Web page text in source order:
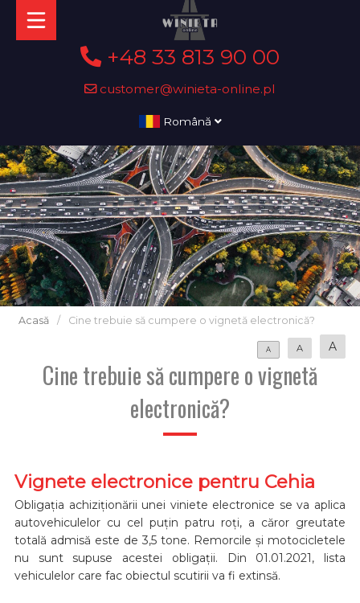
+48 33 813 90 00
customer@winieta-online.pl
Română
Acasă / Cine trebuie să cumpere o vignetă electronică?
A A A
Cine trebuie să cumpere o vignetă
electronică?
Vignete electronice pentru Cehia
Obligația achiziționării unei viniete electronice se va aplica
autovehiculelor cu cel puțin patru roți, a căror greutate
totală admisă este de 3,5 tone. Remorcile și motocicletele
nu sunt supuse acestei obligații. Din 01.01.2021, lista
vehiculelor care fac obiectul scutirii va fi extinsă.